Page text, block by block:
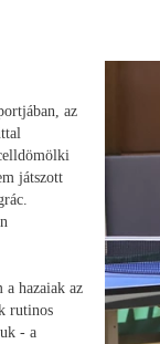
az
játszott
a hazaiak az
rutinos
- a